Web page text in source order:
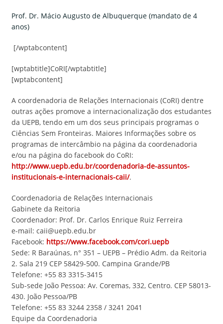
Prof. Dr. Mácio Augusto de Albuquerque (mandato de 4
anos)
[/wptabcontent]
[wptabtitle]CoRI[/wptabtitle]
[wptabcontent]
A coordenadoria de Relações Internacionais (CoRI) dentre
outras ações promove a internacionalização dos estudantes
da UEPB, tendo em um dos seus principais programas o
Ciências Sem Fronteiras. Maiores Informações sobre os
programas de intercâmbio na página da coordenadoria
e/ou na página do facebook do CoRI:
http://www.uepb.edu.br/coordenadoria-de-assuntos-
institucionais-e-internacionais-caii/.
Coordenadoria de Relações Internacionais
Gabinete da Reitoria
Coordenador: Prof. Dr. Carlos Enrique Ruiz Ferreira
e-mail: caii@uepb.edu.br
Facebook: https://www.facebook.com/cori.uepb
Sede: R Baraúnas, n° 351 – UEPB – Prédio Adm. da Reitoria
2. Sala 219 CEP 58429-500. Campina Grande/PB
Telefone: +55 83 3315-3415
Sub-sede João Pessoa: Av. Coremas, 332, Centro. CEP 58013-
430. João Pessoa/PB
Telefone: +55 83 3244 2358 / 3241 2041
Equipe da Coordenadoria